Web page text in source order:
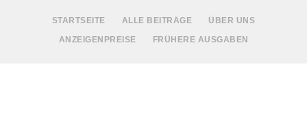
STARTSEITE ALLE BEITRÄGE
ÜBER UNS
ANZEIGENPREISE
FRÜHERE AUSGABEN